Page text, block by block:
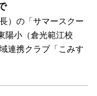
）の「サマースクー
陽小（倉光範江校
連携クラブ「こみす